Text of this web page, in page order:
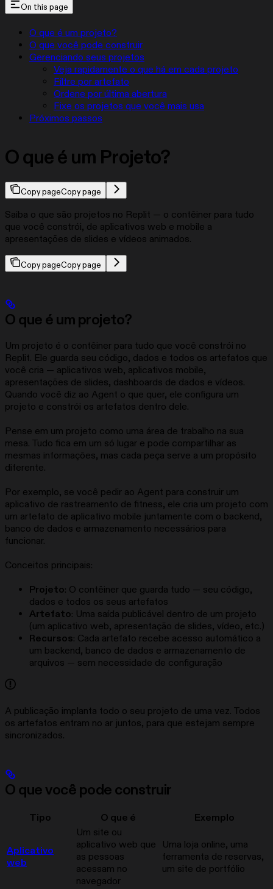
On this page
O que é um projeto?
O que você pode construir
Gerenciando seus projetos
Veja rapidamente o que há em cada projeto
Filtre por artefato
Ordene por última abertura
Fixe os projetos que você mais usa
Próximos passos
O que é um Projeto?
Copy pageCopy page
Saiba o que são projetos no Replit — o contêiner para tudo
que você constrói, de aplicativos web e mobile a
apresentações de slides e vídeos animados.
Copy pageCopy page
O que é um projeto?
Um projeto é o contêiner para tudo que você constrói no
Replit. Ele guarda seu código, dados e todos os artefatos que
você cria — aplicativos web, aplicativos mobile,
apresentações de slides, dashboards de dados e vídeos.
Quando você diz ao Agent o que quer, ele configura um
projeto e constrói os artefatos dentro dele.
Pense em um projeto como uma área de trabalho na sua
mesa. Tudo fica em um só lugar e pode compartilhar as
mesmas informações, mas cada peça serve a um propósito
diferente.
Por exemplo, se você pedir ao Agent para construir um
aplicativo de rastreamento de fitness, ele cria um projeto com
um artefato de aplicativo mobile juntamente com o backend,
banco de dados e armazenamento necessários para
funcionar.
Conceitos principais:
Projeto: O contêiner que guarda tudo — seu código,
dados e todos os seus artefatos
Artefato: Uma saída publicável dentro de um projeto
(um aplicativo web, apresentação de slides, vídeo, etc.)
Recursos: Cada artefato recebe acesso automático a
um backend, banco de dados e armazenamento de
arquivos — sem necessidade de configuração
A publicação implanta todo o seu projeto de uma vez. Todos
os artefatos entram no ar juntos, para que estejam sempre
sincronizados.
O que você pode construir
Tipo O que é Exemplo
Aplicativo
web
Um site ou
aplicativo web que
as pessoas
acessam no
navegador
Uma loja online, uma
ferramenta de reservas,
um site de portfólio